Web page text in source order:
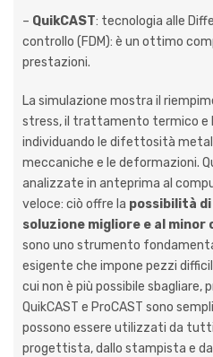
– QuikCAST: tecnologia alle
controllo (FDM): è un ottimo
prestazioni.
La simulazione mostra il
stress, il trattamento termico e
individuando le difettosità
meccaniche e le deformazioni.
analizzate in anteprima al
veloce: ciò offre la possibilità
soluzione migliore e al minor
sono uno strumento
esigente che impone pezzi
cui non è più possibile sbagliare,
QuikCAST e ProCAST sono
possono essere utilizzati da
progettista, dallo stampista e